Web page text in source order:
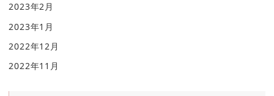
2023年2月
2023年1月
2022年12月
2022年11月